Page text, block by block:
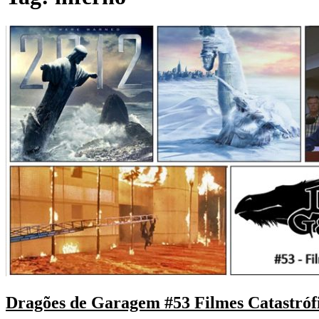
Dragões de Garagem #53 Filmes